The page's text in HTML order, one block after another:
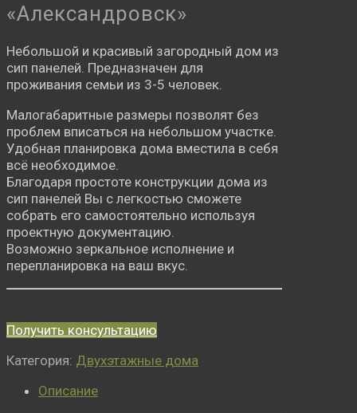
«Александровск»
Небольшой и красивый загородный дом из
сип панелей. Предназначен для
проживания семьи из 3-5 человек.
Малогабаритные размеры позволят без
проблем вписаться на небольшом участке.
Удобная планировка дома вместила в себя
всё необходимое.
Благодаря простоте конструкции дома из
сип панелей Вы с легкостью сможете
собрать его самостоятельно используя
проектную документацию.
Возможно зеркальное исполнение и
перепланировка на ваш вкус.
Получить консультацию
Категория: Двухэтажные дома
Описание